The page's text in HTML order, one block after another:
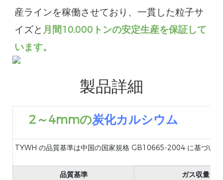
産ラインを稼働させており、一貫した粒子サ
イズと 月間10,000トンの安定生産を保証して
います。
製品詳細
2～4mmの炭化カルシウム
TYWH の品質基準は中国の国家規格 GB10665-2004 に基づい
品質基準 ガス収量